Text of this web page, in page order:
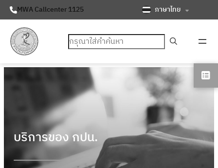
MWA Callcenter 1125 ภาษาไทย
ค้นหา
บริการของ กปน.